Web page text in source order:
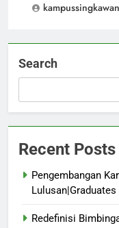
Search
Recent Posts
Pengembangan
Lulusan|Graduates
Redefinisi